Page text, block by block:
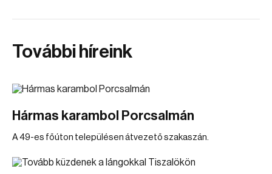
További híreink
Hármas karambol Porcsalmán
A 49-es főúton településen átvezető szakaszán.